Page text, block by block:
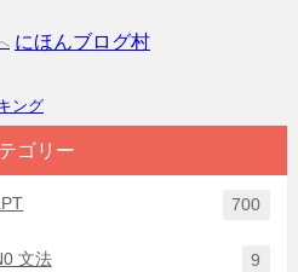
にほんブログ村
ング
ゴリー
700
文法 9